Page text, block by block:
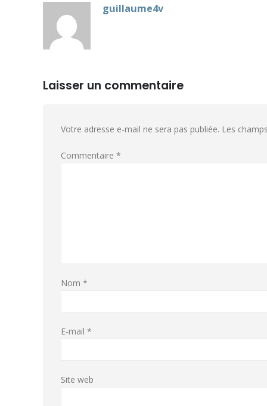
guillaume4v
Laisser un commentaire
Votre adresse e-mail ne sera pas publiée. Les
Commentaire *
Nom *
E-mail *
Site web